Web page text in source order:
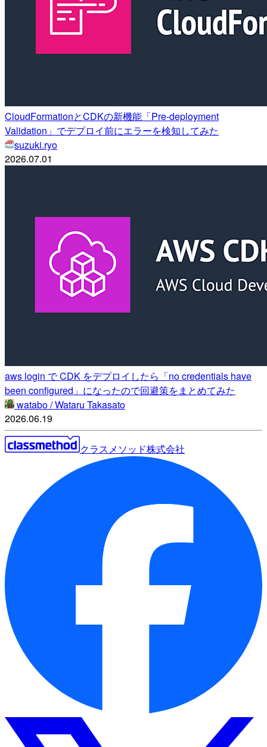
CloudFormationとCDKの新機能「Pre-deployment
Validation」でデプロイ前にエラーを検知してみた
suzuki.ryo
2026.07.01
aws login で CDK をデプロイしたら「no credentials have
been configured」になったので回避策をまとめてみた
watabo / Wataru Takasato
2026.06.19
クラスメソッド株式会社